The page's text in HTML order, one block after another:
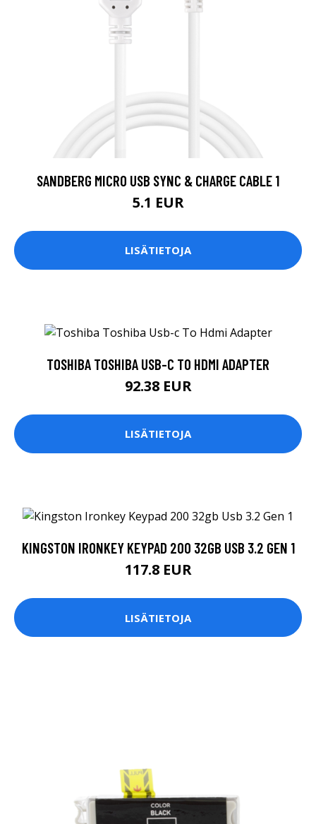
SANDBERG MICRO USB SYNC & CHARGE CABLE 1
5.1 EUR
LISÄTIETOJA
TOSHIBA TOSHIBA USB-C TO HDMI ADAPTER
92.38 EUR
LISÄTIETOJA
KINGSTON IRONKEY KEYPAD 200 32GB USB 3.2 GEN 1
117.8 EUR
LISÄTIETOJA